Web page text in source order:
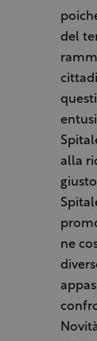
del
alla
ne